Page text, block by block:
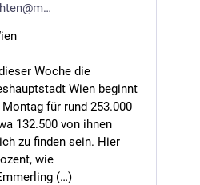
Woche die
Wien beginnt
für rund 253.000
132.500 von ihnen
zu finden sein. Hier
wie
(…)